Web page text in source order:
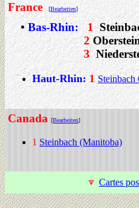
France [Bearbeiten]
• Bas-Rhin:1
2
3
Haut-Rhin: 1Steinbach
Canada [Bearbeiten]
1 Steinbach (Manitoba)
Cartes